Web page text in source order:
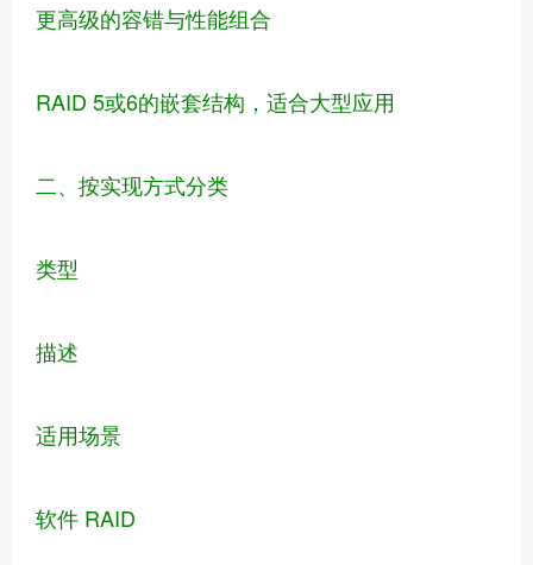
更高级的容错与性能组合
RAID 5或6的嵌套结构，适合大型应用
二、按实现方式分类
类型
描述
适用场景
软件 RAID